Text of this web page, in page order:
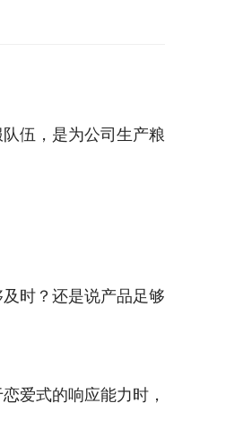
伍，是为公司生产粮
时？还是说产品足够
爱式的响应能力时，